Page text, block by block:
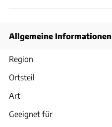
Allgemeine Informationen
Region
Ortsteil
Art
Geeignet für